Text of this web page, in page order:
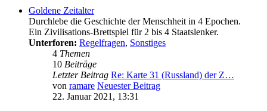
Goldene Zeitalter
Durchlebe die Geschichte der Menschheit in 4 Epochen.
Ein Zivilisations-Brettspiel für 2 bis 4 Staatslenker.
Unterforen: Regelfragen, Sonstiges
4 Themen
10 Beiträge
Letzter Beitrag Re: Karte 31 (Russland) der Z…
von ramare Neuester Beitrag
22. Januar 2021, 13:31